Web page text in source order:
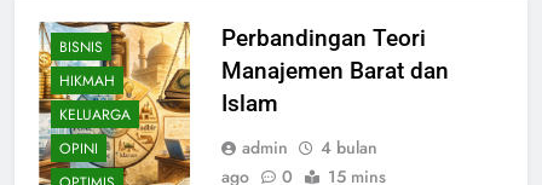
BISNIS
HIKMAH
KELUARGA
OPINI
Perbandingan Teori
Manajemen Barat dan
Islam
admin
4 bulan
ago
0 15 mins